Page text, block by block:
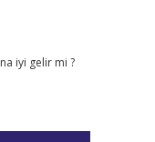
iyi gelir mi ?